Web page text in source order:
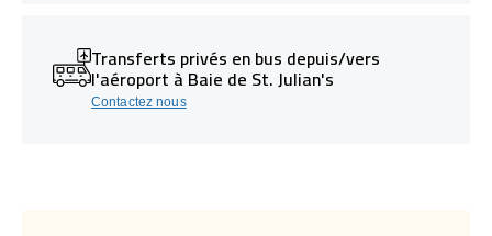
Transferts privés en bus depuis/vers
l'aéroport à Baie de St. Julian's
Contactez nous